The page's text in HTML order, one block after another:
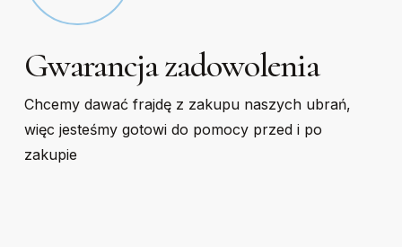
Gwarancja zadowolenia
Chcemy dawać frajdę z zakupu naszych ubrań,
więc jesteśmy gotowi do pomocy przed i po
zakupie